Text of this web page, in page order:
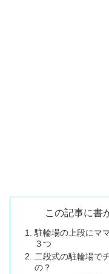
この記事に書
駐輪場の上段にマ
３つ
二段式の駐輪場で
の？